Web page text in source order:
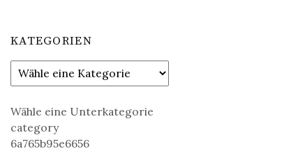
KATEGORIEN
Wähle eine Unterkategorie
category
6a765b95e6656